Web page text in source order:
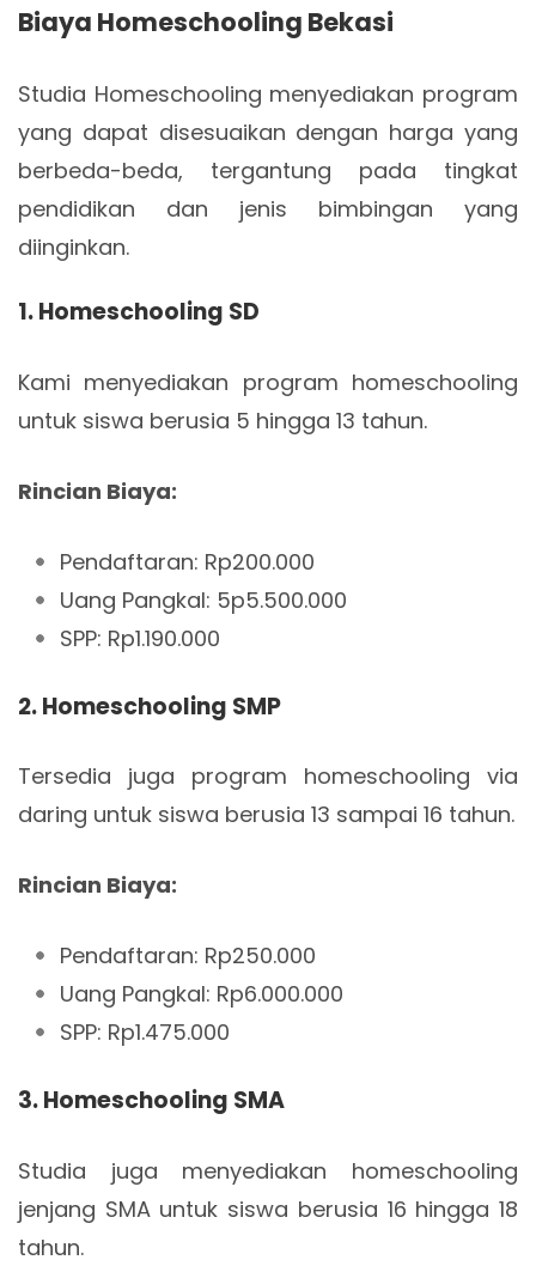
Biaya Homeschooling Bekasi
Studia Homeschooling menyediakan program
yang dapat disesuaikan dengan harga yang
berbeda-beda, tergantung pada tingkat
pendidikan dan jenis bimbingan yang
diinginkan.
1.Homeschooling SD
Kami menyediakan program homeschooling
untuk siswa berusia 5 hingga 13 tahun.
Rincian Biaya:
Pendaftaran: Rp200.000
Uang Pangkal: 5p5.500.000
SPP: Rp1.190.000
2. Homeschooling SMP
Tersedia juga program homeschooling via
daring untuk siswa berusia 13 sampai 16 tahun.
Rincian Biaya:
Pendaftaran: Rp250.000
Uang Pangkal: Rp6.000.000
SPP: Rp1.475.000
3. Homeschooling SMA
Studia juga menyediakan homeschooling
jenjang SMA untuk siswa berusia 16 hingga 18
tahun.